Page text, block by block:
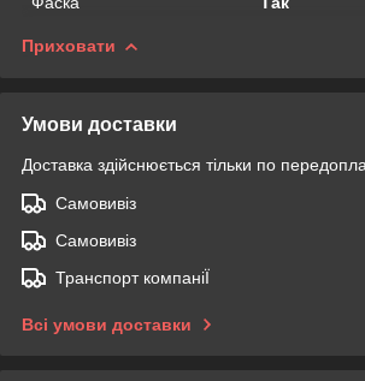
Приховати
Умови доставки
Доставка здійснюється тільки по
Самовивіз
Самовивіз
Транспорт компаніЇ
Всі умови доставки